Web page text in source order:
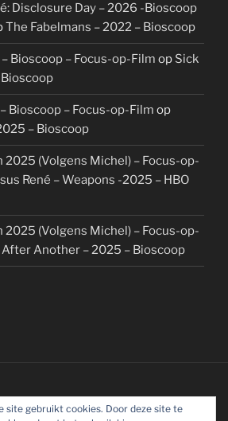
Disclosure Day – 2026 -Bioscoop
The Fabelmans – 2022 – Bioscoop
Bioscoop – Focus-op-Film op Sick
Bioscoop – Focus-op-Film op
– Bioscoop
2025 (Volgens Michel) – Focus-op-
René – Weapons -2025 – HBO
2025 (Volgens Michel) – Focus-op-
Another – 2025 – Bioscoop
site gebruikt cookies. Door deze site te